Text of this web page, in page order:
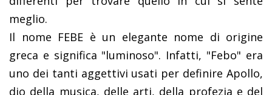
meglio.
Il nome FEBE è un elegante nome di origine
greca e significa "luminoso". Infatti, "Febo" era
uno dei tanti aggettivi usati per definire Apollo,
dio della musica, delle arti, della profezia e del